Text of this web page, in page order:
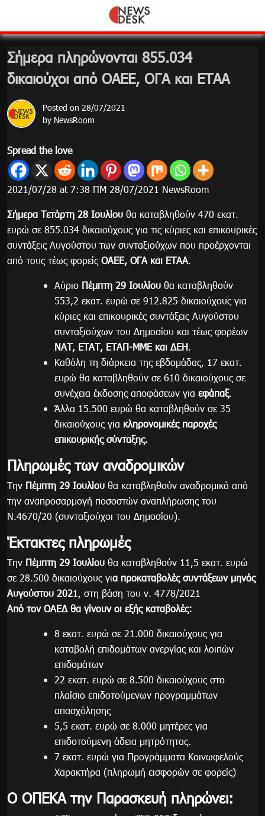
content
Σήμερα πληρώνονται 855.034
δικαιούχοι από ΟΑΕΕ, ΟΓΑ και ΕΤΑΑ
Posted on 28/07/2021
by NewsRoom
Spread the love
2021/07/28 at 7:38 ΠΜ 28/07/2021 NewsRoom
Σήμερα Τετάρτη 28 Ιουλίου θα καταβληθούν 470 εκατ.
ευρώ σε 855.034 δικαιούχους για τις κύριες και επικουρικές
συντάξεις Αυγούστου των συνταξιούχων που προέρχονται
από τους τέως φορείς ΟΑΕΕ, ΟΓΑ και ΕΤΑΑ.
Αύριο Πέμπτη 29 Ιουλίου θα καταβληθούν
553,2 εκατ. ευρώ σε 912.825 δικαιούχους για
κύριες και επικουρικές συντάξεις Αυγούστου
συνταξιούχων του Δημοσίου και τέως φορέων
ΝΑΤ, ΕΤΑΤ, ΕΤΑΠ-ΜΜΕ και ΔΕΗ.
Καθόλη τη διάρκεια της εβδομάδας, 17 εκατ.
ευρώ θα καταβληθούν σε 610 δικαιούχους σε
συνέχεια έκδοσης αποφάσεων για εφάπαξ.
Άλλα 15.500 ευρώ θα καταβληθούν σε 35
δικαιούχους για κληρονομικές παροχές
επικουρικής σύνταξης.
Πληρωμές των αναδρομικών
Την Πέμπτη 29 Ιουλίου θα καταβληθούν αναδρομικά από
την αναπροσαρμογή ποσοστών αναπλήρωσης του
Ν.4670/20 (συνταξιούχοι του Δημοσίου).
Έκτακτες πληρωμές
Την Πέμπτη 29 Ιουλίου θα καταβληθούν 11,5 εκατ. ευρώ
σε 28.500 δικαιούχους για προκαταβολές συντάξεων μηνός
Αυγούστου 2021, στη βάση του ν. 4778/2021
Από τον ΟΑΕΔ θα γίνουν οι εξής καταβολές:
8 εκατ. ευρώ σε 21.000 δικαιούχους για
καταβολή επιδομάτων ανεργίας και λοιπών
επιδομάτων
22 εκατ. ευρώ σε 8.500 δικαιούχους στο
πλαίσιο επιδοτούμενων προγραμμάτων
απασχόλησης
5,5 εκατ. ευρώ σε 8.000 μητέρες για
επιδοτούμενη άδεια μητρότητας.
7 εκατ. ευρώ για Προγράμματα Κοινωφελούς
Χαρακτήρα (πληρωμή εισφορών σε φορείς)
Ο ΟΠΕΚΑ την Παρασκευή πληρώνει: